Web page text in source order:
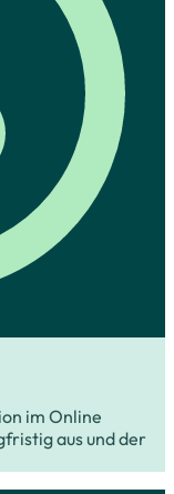
im Online
aus und der